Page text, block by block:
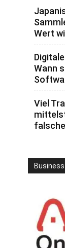
Wert
Wann
Viel